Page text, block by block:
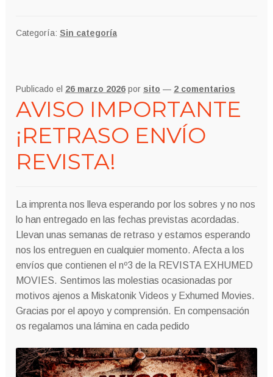
Categoría: Sin categoría
Publicado el 26 marzo 2026 por sito — 2 comentarios
AVISO IMPORTANTE
¡RETRASO ENVÍO
REVISTA!
La imprenta nos lleva esperando por los sobres y no nos
lo han entregado en las fechas previstas acordadas.
Llevan unas semanas de retraso y estamos esperando
nos los entreguen en cualquier momento. Afecta a los
envíos que contienen el nº3 de la REVISTA EXHUMED
MOVIES. Sentimos las molestias ocasionadas por
motivos ajenos a Miskatonik Videos y Exhumed Movies.
Gracias por el apoyo y comprensión. En compensación
os regalamos una lámina en cada pedido